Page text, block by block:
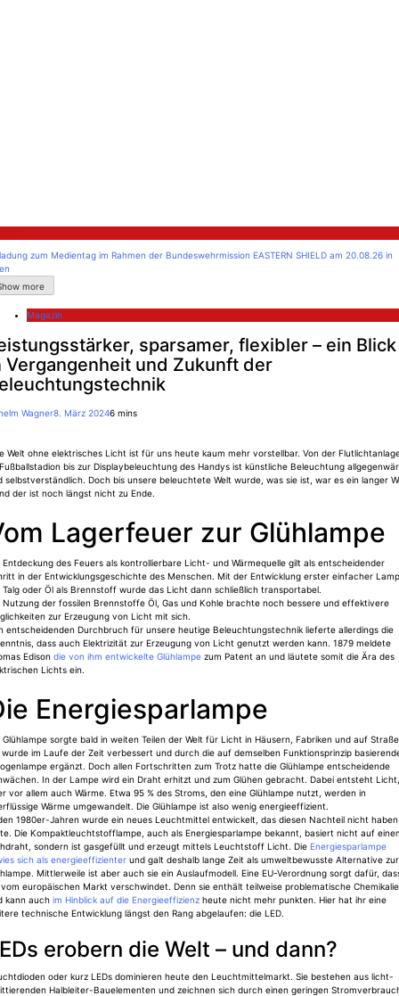
zum Medientag im Rahmen der Bundeswehrmission EASTERN SHIELD am 20.08.26 in
more
Magazin
sparsamer, flexibler – ein Blick
Vergangenheit und Zukunft der
Wagner8. März 20246 mins
Welt ohne elektrisches Licht ist für uns heute kaum mehr vorstellbar. Von der
bis zur Displaybeleuchtung des Handys ist künstliche Beleuchtung
selbstverständlich. Doch bis unsere beleuchtete Welt wurde, was sie ist, war es ein langer
der ist noch längst nicht zu Ende.
Lagerfeuer zur Glühlampe
Entdeckung des Feuers als kontrollierbare Licht- und Wärmequelle gilt als entscheidender
in der Entwicklungsgeschichte des Menschen. Mit der Entwicklung erster einfacher
Talg oder Öl als Brennstoff wurde das Licht dann schließlich transportabel.
Nutzung der fossilen Brennstoffe Öl, Gas und Kohle brachte noch bessere und effektivere
zur Erzeugung von Licht mit sich.
entscheidenden Durchbruch für unsere heutige Beleuchtungstechnik lieferte allerdings die
dass auch Elektrizität zur Erzeugung von Licht genutzt werden kann. 1879 meldete
Edison die von ihm entwickelte Glühlampe zum Patent an und läutete somit die Ära des
Lichts ein.
Energiesparlampe
Glühlampe sorgte bald in weiten Teilen der Welt für Licht in Häusern, Fabriken und auf
wurde im Laufe der Zeit verbessert und durch die auf demselben Funktionsprinzip
ergänzt. Doch allen Fortschritten zum Trotz hatte die Glühlampe entscheidende
In der Lampe wird ein Draht erhitzt und zum Glühen gebracht. Dabei entsteht Licht,
vor allem auch Wärme. Etwa 95 % des Stroms, den eine Glühlampe nutzt, werden in
Wärme umgewandelt. Die Glühlampe ist also wenig energieeffizient.
1980er-Jahren wurde ein neues Leuchtmittel entwickelt, das diesen Nachteil nicht haben
Die Kompaktleuchtstofflampe, auch als Energiesparlampe bekannt, basiert nicht auf
sondern ist gasgefüllt und erzeugt mittels Leuchtstoff Licht. Die Energiesparlampe
sich als energieeffizienter und galt deshalb lange Zeit als umweltbewusste Alternative zur
Mittlerweile ist aber auch sie ein Auslaufmodell. Eine EU-Verordnung sorgt dafür,
vom europäischen Markt verschwindet. Denn sie enthält teilweise problematische
kann auch im Hinblick auf die Energieeffizienz heute nicht mehr punkten. Hier hat ihr eine
technische Entwicklung längst den Rang abgelaufen: die LED.
erobern die Welt – und dann?
oder kurz LEDs dominieren heute den Leuchtmittelmarkt. Sie bestehen aus licht-
Halbleiter-Bauelementen und zeichnen sich durch einen geringen